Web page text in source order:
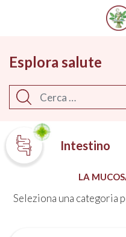
Main
Esplora salute
Cerca
Intestino
LA
Seleziona una categoria